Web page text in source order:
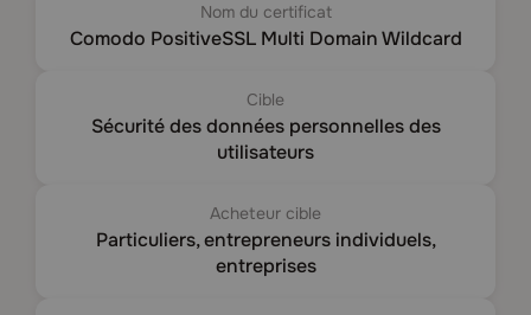
Nom du certificat
Comodo PositiveSSL Multi Domain Wildcard
Cible
Sécurité des données personnelles des
utilisateurs
Acheteur cible
Particuliers, entrepreneurs individuels,
entreprises